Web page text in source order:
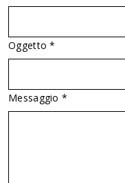
Oggetto *
Messaggio *